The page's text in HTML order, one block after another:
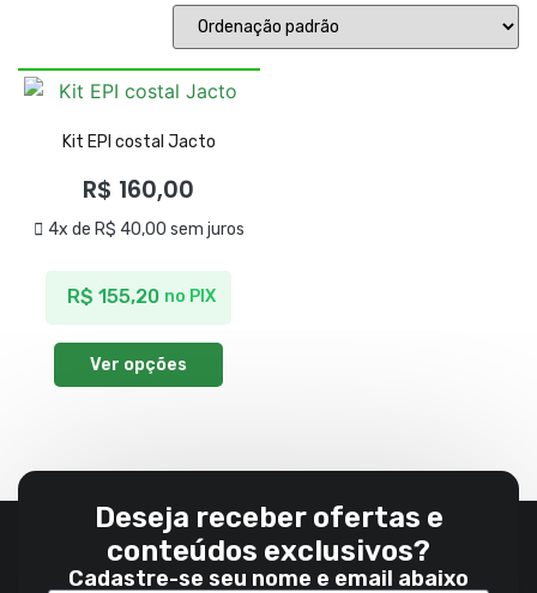
Kit EPI costal Jacto
R$ 160,00
4x de R$ 40,00 sem juros
R$ 155,20 no PIX
Ver opções
Deseja receber ofertas e
conteúdos exclusivos?
Cadastre-se seu nome e email abaixo